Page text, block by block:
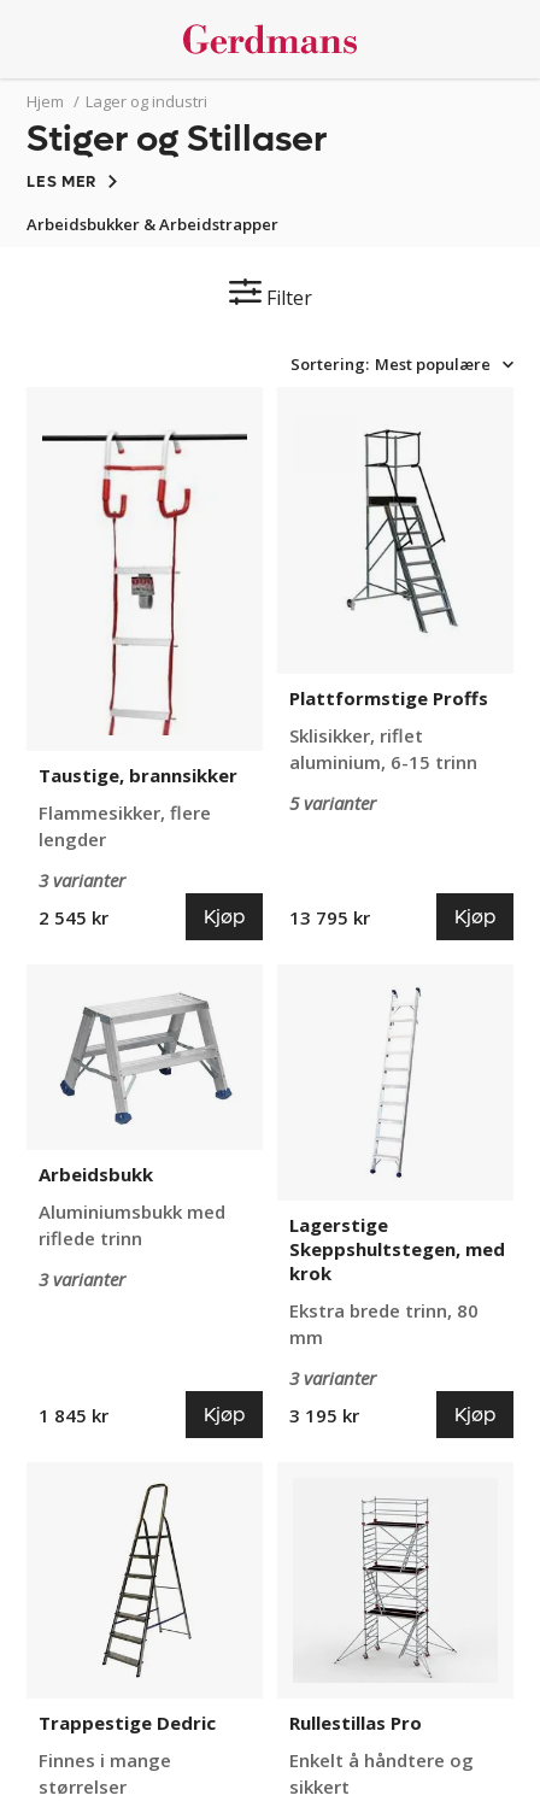
Hjem / Lager og industri
Stiger og Stillaser
LES MER
Arbeidsbukker & Arbeidstrapper
Filter
Sortering: Mest populære
brannsikker
Taustige, brannsikker
Flammesikker, flere
lengder
3 varianter
2 545 kr
Kjøp
Plattformstige Proffs
Sklisikker, riflet
aluminium, 6-15 trinn
5 varianter
13 795 kr Kjøp
Arbeidsbukk
Aluminiumsbukk med
riflede trinn
3 varianter
1 845 kr Kjøp
Skeppshultstegen,
Lagerstige
Skeppshultstegen, med
krok
Ekstra brede trinn, 80
mm
3 varianter
3 195 kr
Kjøp
Trappestige Dedric
Finnes i mange
størrelser
Rullestillas Pro
Enkelt å håndtere og
sikkert